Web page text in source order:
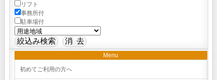
リフト
事務所付
駐車場付
Menu
初めてご利用の方へ